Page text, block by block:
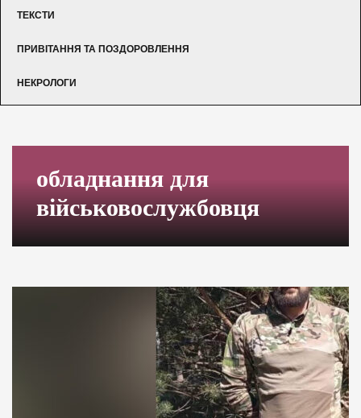
ТЕКСТИ
ПРИВІТАННЯ ТА ПОЗДОРОВЛЕННЯ
НЕКРОЛОГИ
обладнання для
військовослужбовця